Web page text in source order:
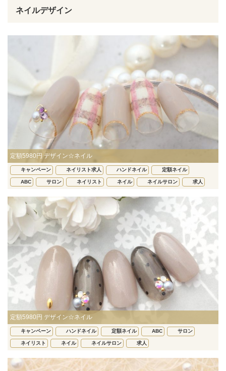
ネイルデザイン
定額5980円 デザイン☆ネイル
キャンペーン ネイリスト求人 ハンドネイル 定額ネイル
ABC サロン ネイリスト ネイル ネイルサロン 求人
定額5980円 デザイン☆ネイル
キャンペーン ハンドネイル 定額ネイル ABC サロン
ネイリスト ネイル ネイルサロン 求人